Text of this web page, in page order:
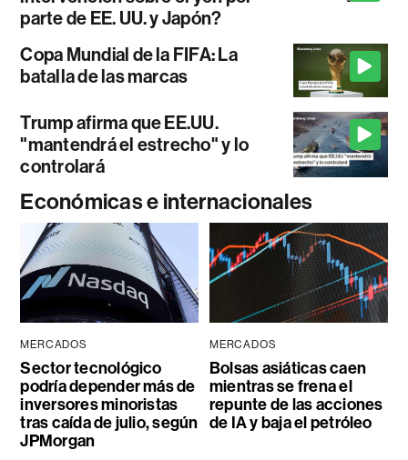
parte de EE. UU. y Japón?
Copa Mundial de la FIFA: La
batalla de las marcas
Trump afirma que EE.UU.
"mantendrá el estrecho" y lo
controlará
Económicas e internacionales
MERCADOS
Sector tecnológico
podría depender más de
inversores minoristas
tras caída de julio, según
JPMorgan
MERCADOS
Bolsas asiáticas caen
mientras se frena el
repunte de las acciones
de IA y baja el petróleo